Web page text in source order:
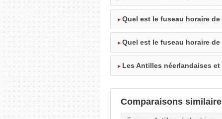
Quel est le fuseau horaire
Quel est le fuseau horaire
Les Antilles néerlandaises
Comparaisons